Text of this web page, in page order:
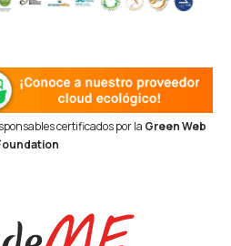
certificados por la Green Web